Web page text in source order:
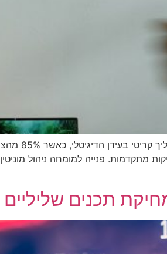
מה
מתקדמות. פנייה למומחה ניהול
תכנים שליליים